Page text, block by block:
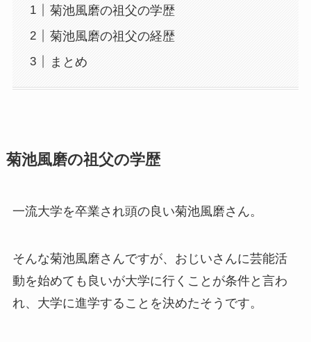
菊池風磨の祖父の学歴
菊池風磨の祖父の経歴
まとめ
菊池風磨の祖父の学歴
一流大学を卒業され頭の良い菊池風磨さん。
そんな菊池風磨さんですが、おじいさんに芸能活
動を始めても良いが大学に行くことが条件と言わ
れ、大学に進学することを決めたそうです。